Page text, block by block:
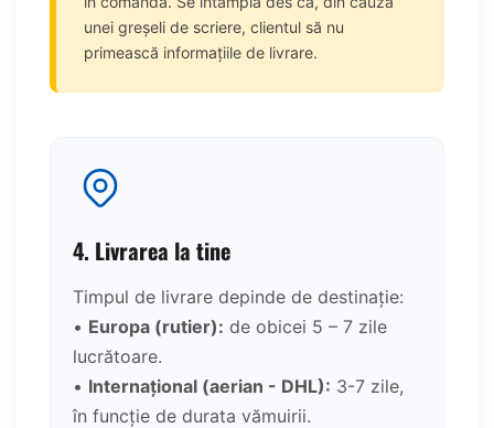
unei greșeli de scriere, clientul să nu
primească informațiile de livrare.
4. Livrarea la tine
Timpul de livrare depinde de destinație:
• Europa (rutier): de obicei 5 – 7 zile
lucrătoare.
• Internațional (aerian - DHL): 3-7 zile,
în funcție de durata vămuirii.